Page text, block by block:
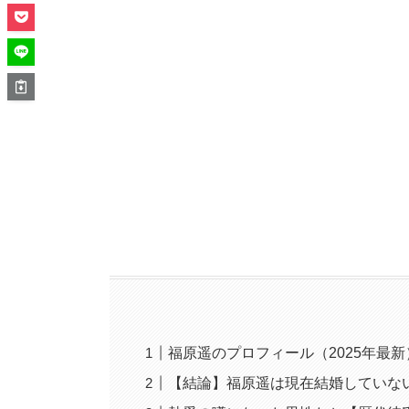
福原遥のプロフィール（2025年最新
【結論】福原遥は現在結婚していな